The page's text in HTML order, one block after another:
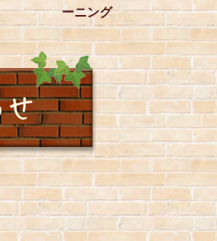
ーニング